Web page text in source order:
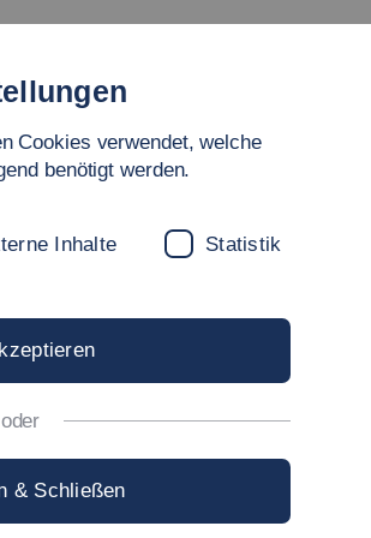
ROIGK«
Pflege
der Hochschule
und
Cookies verwendet, welche
benötigt werden.
Inhalte Statistik
oder
& Schließen